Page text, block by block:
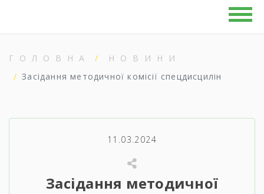
ГОЛОВНА
НОВИНИ
Засідання методичної комісії спецдисцилін
11.03.2024
Засідання методичної